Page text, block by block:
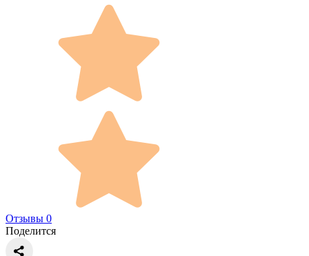
Отзывы 0
Поделится